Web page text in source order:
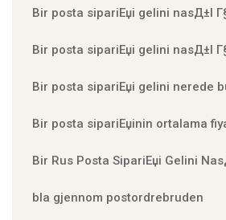
Bir posta sipariЕџi gelini nasД±l
Bir posta sipariЕџi gelini nasД±l
Bir posta sipariЕџi gelini nerede
Bir posta sipariЕџinin ortalama
Bir Rus Posta SipariЕџi Gelini
bla gjennom postordrebruden